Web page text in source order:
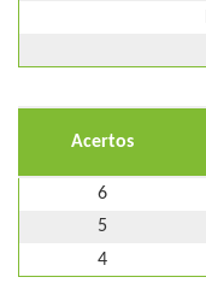
Acertos
6
5
4